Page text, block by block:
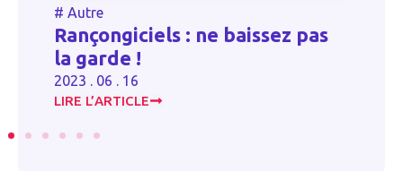
Autre
Rançongiciels : ne baissez pas
la garde !
2023 . 06 . 16
LIRE L’ARTICLE